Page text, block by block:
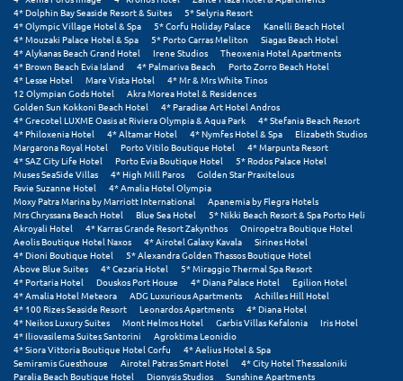
Π
Πάλαιρος
Παξοί
Παραλία Κατερίνης
Παραλία Λιτοχώρου
Παράλιο Άστρος
Πάργα
Παρνασσός
Πάρος
Πάτμος
Πάτρα
4* Dolphin Bay Seaside Resort & Suites
5* Selyria Resort
4* Olympic Village Hotel & Spa
5* Corfu Holiday Palace
Kanelli Beach Hotel
4* Mouzaki Palace Hotel & Spa
5* Porto Carras Meliton
Siagas Beach Hotel
4* Alykanas Beach Grand Hotel
Irene Studios
Theoxenia Hotel Apartments
4* Brown Beach Evia Island
4* Palmariva Beach
Porto Zorro Beach Hotel
4* Lesse Hotel
Mare Vista Hotel
4* Mr & Mrs White Tinos
12 Olympian Gods Hotel
Akra Morea Hotel & Residences
Golden Sun Kokkoni Beach Hotel
4* Paradise Art Hotel Andros
4* Grecotel LUXME Oasis at Riviera Olympia & Aqua Park
4* Stefania Beach Resort
4* Philoxenia Hotel
4* Altamar Hotel 4* Nymfes Hotel & Spa
Elizabeth Studios
Margarona Royal Hotel
Porto Vitilo Boutique Hotel
4* Marpunta Resort
4* SAZ City Life Hotel
Porto Evia Boutique Hotel
5* Rodos Palace Hotel
Muses SeaSide Villas
4* High Mill Paros
Golden Star Praxitelous
Favie Suzanne Hotel
4* Amalia Hotel Olympia
Moxy Patra Marina by Marriott International
Apanemia by Flegra Hotels
Mrs Chryssana Beach Hotel
Blue Sea Hotel
5* Nikki Beach Resort & Spa Porto Heli
Akroyali Hotel
4* Karras Grande Resort Zakynthos
Oniropetra Boutique Hotel
Aeolis Boutique Hotel Naxos
4* Airotel Galaxy Kavala
Sirines Hotel
4* Dioni Boutique Hotel
5* Alexandra Golden Thassos Boutique Hotel
Above Blue Suites
4* Cezaria Hotel
5* Miraggio Thermal Spa Resort
4* Portaria Hotel
Douskos Port House 4* Diana Palace Hotel
Egilion Hotel
4* Amalia Hotel Meteora
ADG Luxurious Apartments
Achilles Hill Hotel
4* 100 Rizes Seaside Resort
Leonardos Apartments
4* Diana Hotel
4* Neikos Luxury Suites
Mont Helmos Hotel Garbis Villas Kefalonia
Iris Hotel
4* Iliovasilema Suites Santorini
Agroktima Leonidio
4* Siora Vittoria Boutique Hotel Corfu
4* Aelius Hotel & Spa
Semiramis Guesthouse
Airotel Patras Smart Hotel
4* City Hotel Thessaloniki
Paralia Beach Boutique Hotel
Dionysis Studios
Sunshine Apartments